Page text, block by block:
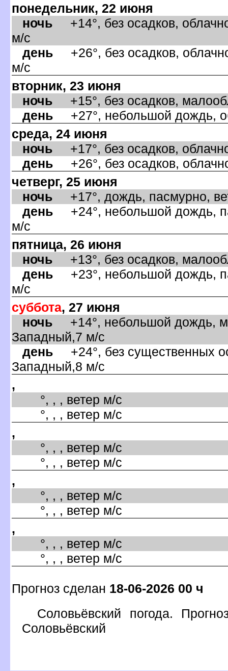
понедельник, 22 июня
ночь +14°, без осадков,
м/с
день +26°, без осадков,
м/с
торник, 23 июня
ночь +15°, без осадков,
день +27°, небольшой дождь,
среда, 24 июня
ночь +17°, без осадков,
день +26°, без осадков,
четверг, 25 июня
ночь +17°, дождь, пасмурно,
день +24°, небольшой дождь,
м/с
пятница, 26 июня
ночь +13°, без осадков,
день +23°, небольшой дождь,
м/с
суббота, 27 июня
ночь +14°, небольшой дождь,
Западный,7 м/с
день +24°, без существенных
Западный,8 м/с
,
°, , , ветер м/с
°, , , ветер м/с
,
°, , , ветер м/с
°, , , ветер м/с
,
°, , , ветер м/с
°, , , ветер м/с
,
°, , , ветер м/с
°, , , ветер м/с
Прогноз сделан 18-06-2026 00 ч
Соловьёвский погода.
Соловьёвский